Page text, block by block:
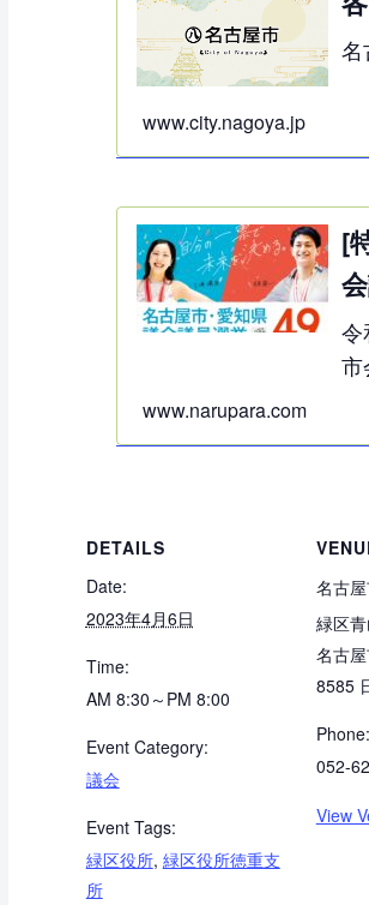
名
www.city.nagoya.jp
[
令
市
www.narupara.com
DETAILS
Date:
2023年4月6日
Time:
AM 8:30～PM 8:00
Event Category:
議会
Event Tags:
緑区役所, 緑区役所徳重支
所
名古
緑区
名古
8585
Phone:
052-
View